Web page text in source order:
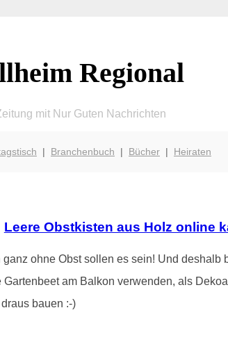
Regional
mit Nur Guten Nachrichten
| Branchenbuch | Bücher| Heiraten
Leere Obstkisten aus Holz online
ohne Obst sollen es sein! Und
am Balkon verwenden, als
bauen :-)